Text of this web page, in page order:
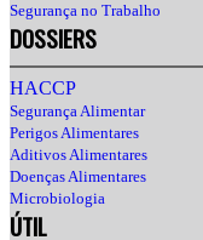
Segurança no Trabalho
DOSSIERS
HACCP
Segurança Alimentar
Perigos Alimentares
Aditivos Alimentares
Doenças Alimentares
Microbiologia
ÚTIL